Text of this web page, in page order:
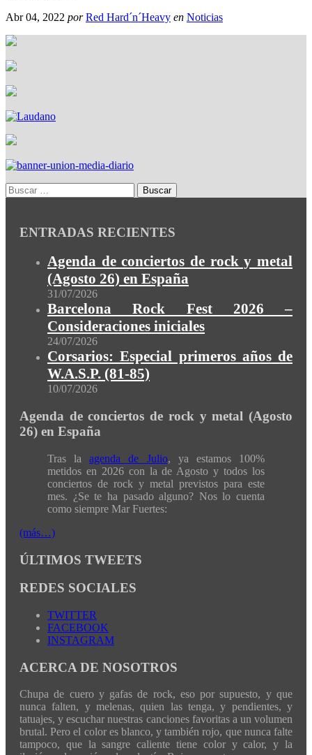
Abr 04, 2022 por Red Hard´n´Heavy en Noticias
ENTRADAS RECIENTES
Agenda de conciertos de rock y metal
(Agosto 26) en España
31/07/2026
Barcelona Rock Fest 2026 –
Consideraciones iniciales
24/07/2026
Corsarios: Especial primeros años de
W.A.S.P. (81-85)
10/07/2026
Agenda de conciertos de rock y metal (Agosto
26) en España
Tras laagenda de Julio, ya estamos 100%
metidos en 2026 con la de Agosto y todos los
conciertos de rock y metal previstos para este
mes. ¿Se te ha pasado alguno? Nos lo cuenta
como siempre Mar Fuertes:
(más…)
ÚLTIMOS TWEETS
REDES SOCIALES
TWITTER
FACEBOOK
INSTAGRAM
ACERCA DE NOSOTROS
Chupa de cuero y gafas de rock, eso por supuesto, y que
nunca falten, y melenas, quien las tenga, y pendientes, y
tatuajes, y escuchar nuestras canciones favoritas a un volumen
brutal. Pero el color es blanco, y también rojo, que nunca falte
tampoco, que la sangre caliente tiene color y calor, y la